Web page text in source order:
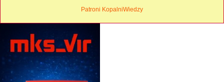
Patroni KopalniWiedzy